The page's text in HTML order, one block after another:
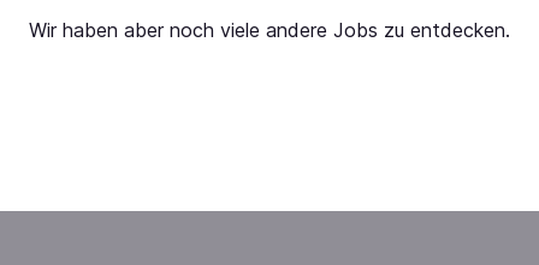
Wir haben aber noch viele andere Jobs zu entdecken.